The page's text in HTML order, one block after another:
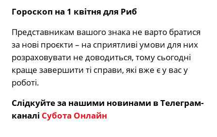
Гороскоп на 1 квітня для Риб
Представникам вашого знака не варто братися
за нові проєкти – на сприятливі умови для них
розраховувати не доводиться, тому сьогодні
краще завершити ті справи, які вже є у вас у
роботі.
Слідкуйте за нашими новинами в Телеграм-
каналі Субота Онлайн